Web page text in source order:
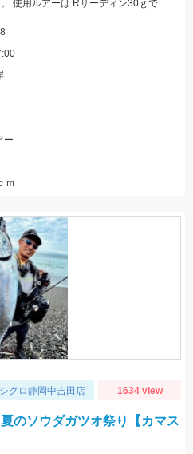
お客様より釣り情報いただきました。 使用ルアーは Rサーディン30ｇでした。
ー
ｍ
グロ静岡中吉田店 1634 view
のソウダガツオ祭り【カマス